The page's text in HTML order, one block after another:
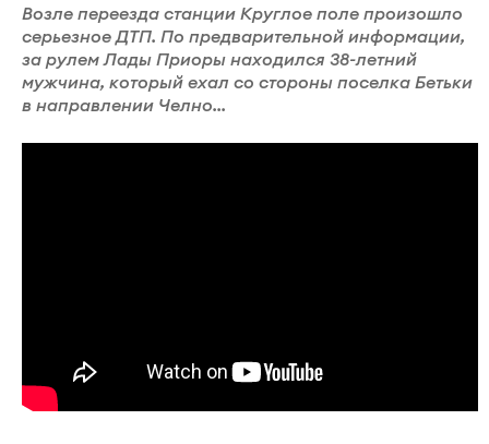
Возле переезда станции Круглое поле произошло
серьезное ДТП. По предварительной информации,
за рулем Лады Приоры находился 38-летний
мужчина, который ехал со стороны поселка Бетьки
в направлении Челно...